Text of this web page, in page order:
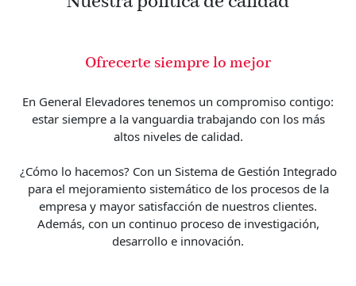
Ofrecerte siempre lo mejor
En General Elevadores tenemos un compromiso contigo:
estar siempre a la vanguardia trabajando con los más
altos niveles de calidad.
¿Cómo lo hacemos? Con un Sistema de Gestión Integrado
para el mejoramiento sistemático de los procesos de la
empresa y mayor satisfacción de nuestros clientes.
Además, con un continuo proceso de investigación,
desarrollo e innovación.